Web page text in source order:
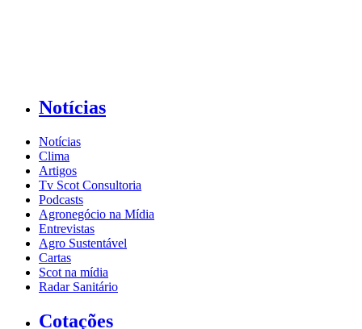
Notícias
Notícias
Clima
Artigos
Tv Scot Consultoria
Podcasts
Agronegócio na Mídia
Entrevistas
Agro Sustentável
Cartas
Scot na mídia
Radar Sanitário
Cotações